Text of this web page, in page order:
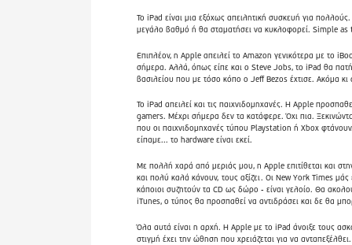
Το iPad είναι μια εξόχως απειλητική συσκευή για
μεγάλο βαθμό ή θα σταματήσει να κυκλοφορεί. Simple as
Επιπλέον, η Apple απειλεί το Amazon γενικότερα με το
σήμερα. Αλλά, όπως είπε και ο Steve Jobs, το iPad θα
βασιλείου που με τόσο κόπο ο Jeff Bezos έχτισε. Ακόμα κι
Το iPad απειλεί και τις παιχνιδομηχανές. Η Apple
gamers. Μέχρι σήμερα δεν τα κατάφερε. Όχι πια.
που οι παιχνιδομηχανές τύπου Playstation ή Xbox
είπαμε... το hardware είναι εκεί.
Με πολλή χαρά από μεριάς μου, η Apple επιτίθεται και
και πολύ καλά κάνουν, τους αξίζει. Οι New York Times μάς
κάποιοι συζητούν τα CD ως δώρο - είναι γελοίο. Θα
iTunes, ο τύπος θα προσπαθεί να αντιδράσει και δε θα
Όλα αυτά είναι η αρχή. Η Apple με το iPad άνοιξε τους
στιγμή έχει την ώθηση που χρειάζεται για να ανταπεξέλθει.